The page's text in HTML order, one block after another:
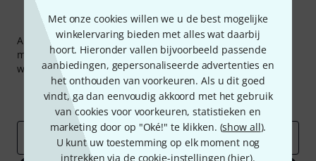
Met onze cookies willen we u de best mogelijke
winkelervaring bieden met alles wat daarbij
hoort. Hieronder vallen bijvoorbeeld passende
aanbiedingen, gepersonaliseerde advertenties en
het onthouden van voorkeuren. Als u dit goed
vindt, ga dan eenvoudig akkoord met het gebruik
van cookies voor voorkeuren, statistieken en
marketing door op "Oké!" te klikken. (show all).
U kunt uw toestemming op elk moment nog
intrekken via de cookie-instellingen (hier).
Thomann nieuwsbrief
Abonneer u op de Thomann-nieuwsbrief in het Engels en
met een beetje geluk kunt u een van 50 voucherster
waarde van50 €per stuk winnen!
Inspirerende bijdragen
Aanbiedingen
Thomann-inzichten
E-Mail adres *